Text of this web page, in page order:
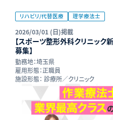
リハビリ/代替医療 理学療法士
2026/03/01 (日)掲載
【スポーツ整形外科クリニック
募集】
勤務地：埼玉県
雇用形態：正職員
施設形態： 診療所／クリニック